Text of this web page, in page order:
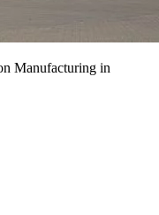
Manufacturing in